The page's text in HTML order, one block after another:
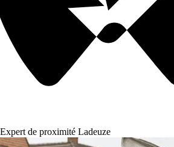
Expert de proximité Ladeuze